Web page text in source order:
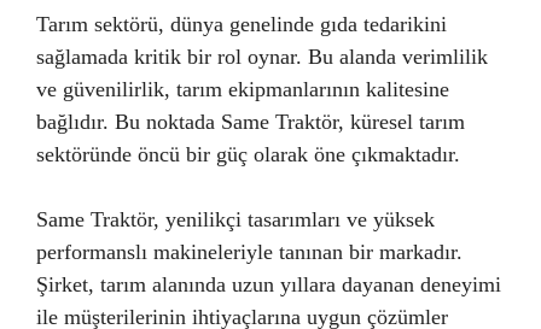
Tarım sektörü, dünya genelinde gıda tedarikini
sağlamada kritik bir rol oynar. Bu alanda verimlilik
ve güvenilirlik, tarım ekipmanlarının kalitesine
bağlıdır. Bu noktada Same Traktör, küresel tarım
sektöründe öncü bir güç olarak öne çıkmaktadır.
Same Traktör, yenilikçi tasarımları ve yüksek
performanslı makineleriyle tanınan bir markadır.
Şirket, tarım alanında uzun yıllara dayanan deneyimi
ile müşterilerinin ihtiyaçlarına uygun çözümler